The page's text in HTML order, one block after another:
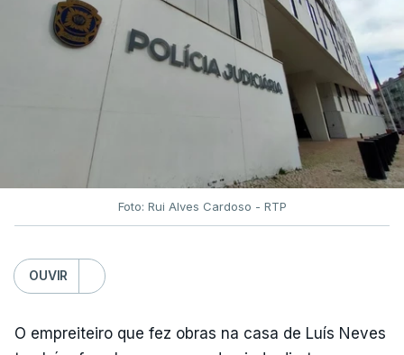
Foto: Rui Alves Cardoso - RTP
OUVIR
O empreiteiro que fez obras na casa de Luís Neves